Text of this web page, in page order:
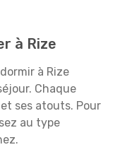
à Rize
à Rize
Chaque
ses atouts. Pour
au type